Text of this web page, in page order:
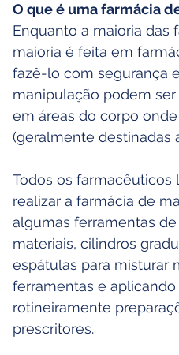
O que é uma farmácia
Enquanto a maioria das
maioria é feita em
fazê-lo com segurança
manipulação podem
em áreas do corpo
(geralmente destinadas
Todos os
realizar a farmácia de
algumas ferramentas
materiais, cilindros
espátulas para misturar
ferramentas e
rotineiramente
prescritores.